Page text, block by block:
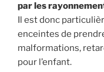
par les
Il est donc
enceintes de
malformations,
pour l’enfant.